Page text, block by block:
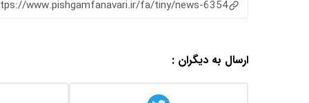
www.pishgamfanavari.ir/fa/tiny/news-6354
ارسال به دیگران :